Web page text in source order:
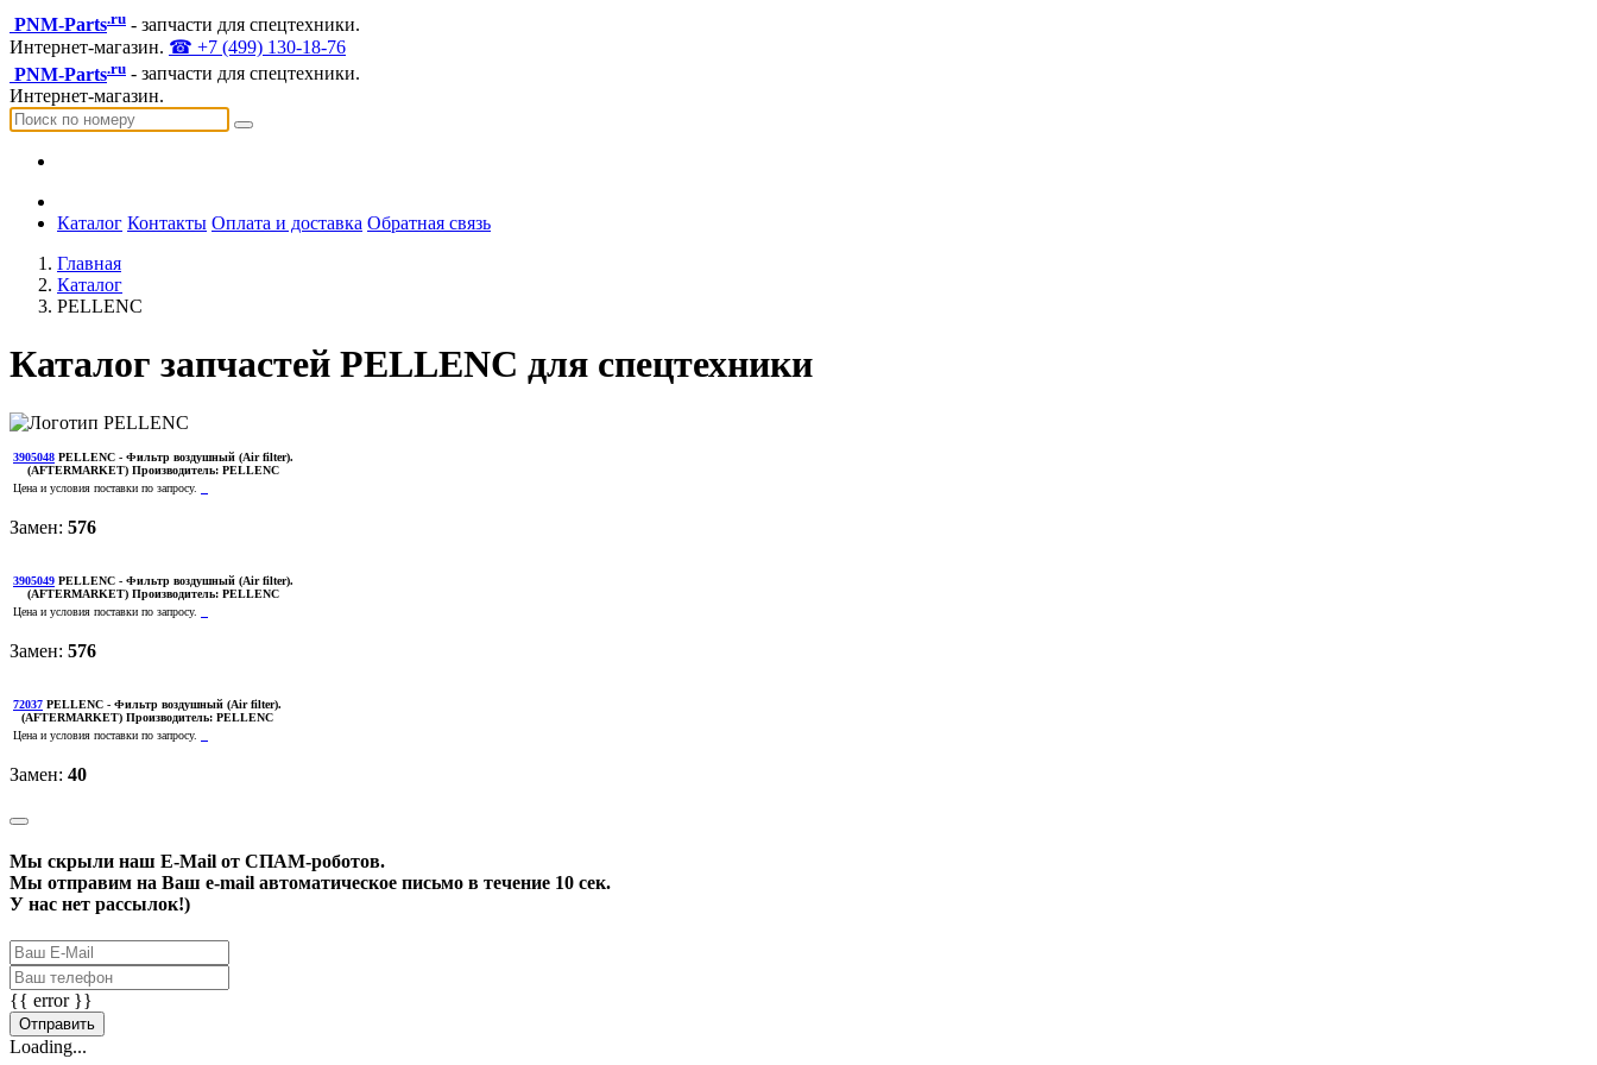
PNM-Parts.ru - запчасти для спецтехники.
Интернет-магазин. ☎ +7 (499) 130-18-76
PNM-Parts.ru - запчасти для спецтехники.
Интернет-магазин.
Каталог Контакты Оплата и доставка Обратная связь
Главная
Каталог
PELLENC
Каталог запчастей PELLENC для спецтехники
3905048 PELLENC - Фильтр воздушный (Air filter).
(AFTERMARKET) Производитель: PELLENC
Цена и условия поставки по запросу.
Замен: 576
3905049 PELLENC - Фильтр воздушный (Air filter).
(AFTERMARKET) Производитель: PELLENC
Цена и условия поставки по запросу.
Замен: 576
72037 PELLENC - Фильтр воздушный (Air filter).
(AFTERMARKET) Производитель: PELLENC
Цена и условия поставки по запросу.
Замен: 40
Мы скрыли наш E-Mail от СПАМ-роботов.
Мы отправим на Ваш e-mail автоматическое письмо в течение 10 сек.
У нас нет рассылок!)
{{ error }}
Отправить
Loading...